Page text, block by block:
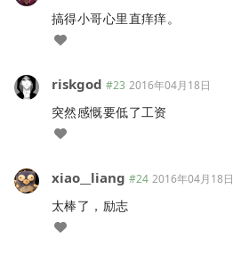
搞得小哥心里直痒痒。
riskgod #23 2016年04月18日
突然感慨要低了工资
xiao__liang #24 2016年04月18日
太棒了，励志